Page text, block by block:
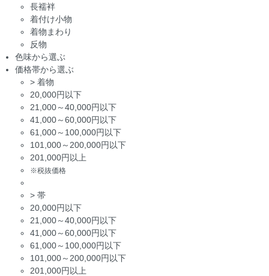
長襦袢
着付け小物
着物まわり
反物
色味から選ぶ
価格帯から選ぶ
> 着物
20,000円以下
21,000～40,000円以下
41,000～60,000円以下
61,000～100,000円以下
101,000～200,000円以下
201,000円以上
※税抜価格
> 帯
20,000円以下
21,000～40,000円以下
41,000～60,000円以下
61,000～100,000円以下
101,000～200,000円以下
201,000円以上